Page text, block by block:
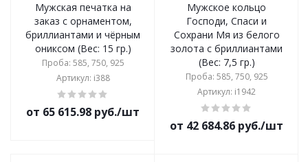
Мужская печатка на
заказ с орнаментом,
бриллиантами и чёрным
ониксом (Вес: 15 гр.)
Проба: 585, 750, 925
Артикул: i388
от 65 615.98 руб./шт
Мужское кольцо
Господи, Спаси и
Сохрани Мя из белого
золота с бриллиантами
(Вес: 7,5 гр.)
Проба: 585, 750, 925
Артикул: i1942
от 42 684.86 руб./шт